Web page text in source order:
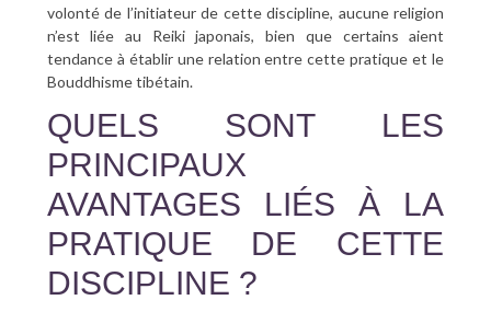
volonté de l’initiateur de cette discipline, aucune religion
n’est liée au Reiki japonais, bien que certains aient
tendance à établir une relation entre cette pratique et le
Bouddhisme tibétain.
QUELS SONT LES
PRINCIPAUX
AVANTAGES LIÉS À LA
PRATIQUE DE CETTE
DISCIPLINE ?